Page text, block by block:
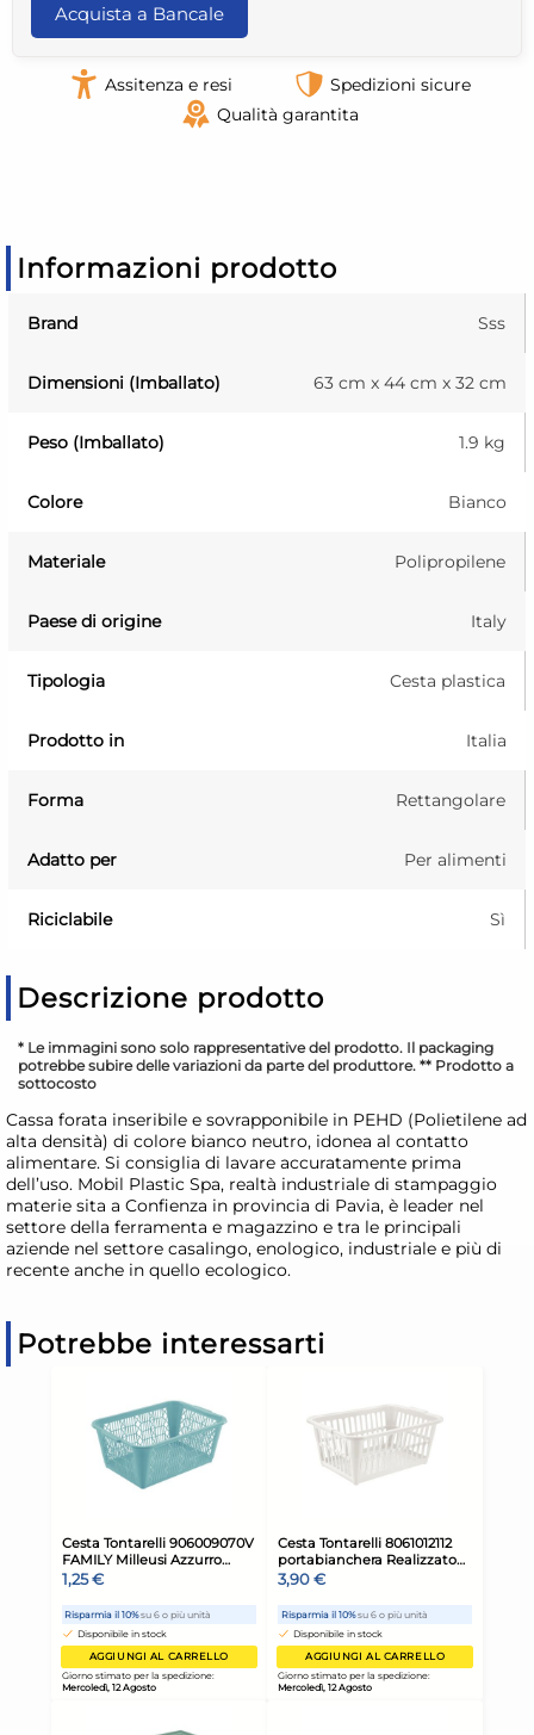
Acquista a Bancale
Assitenza e resi
Spedizioni sicure
Qualità garantita
Informazioni prodotto
Brand Sss
Dimensioni (Imballato) 63 cm x 44 cm x 32 cm
Peso (Imballato) 1.9 kg
Colore Bianco
Materiale Polipropilene
Paese di origine Italy
Tipologia Cesta plastica
Prodotto in Italia
Forma Rettangolare
Adatto per Per alimenti
Riciclabile Sì
Descrizione prodotto
* Le immagini sono solo rappresentative del prodotto. Il packaging
potrebbe subire delle variazioni da parte del produttore. ** Prodotto a
sottocosto
Cassa forata inseribile e sovrapponibile in PEHD (Polietilene ad
alta densità) di colore bianco neutro, idonea al contatto
alimentare. Si consiglia di lavare accuratamente prima
dell’uso. Mobil Plastic Spa, realtà industriale di stampaggio
materie sita a Confienza in provincia di Pavia, è leader nel
settore della ferramenta e magazzino e tra le principali
aziende nel settore casalingo, enologico, industriale e più di
recente anche in quello ecologico.
Potrebbe interessarti